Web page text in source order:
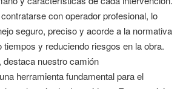
con operador profesional, lo
seguro, preciso y acorde a la normativa
tiempos y reduciendo riesgos en la obra.
destaca nuestro camión
herramienta fundamental para el